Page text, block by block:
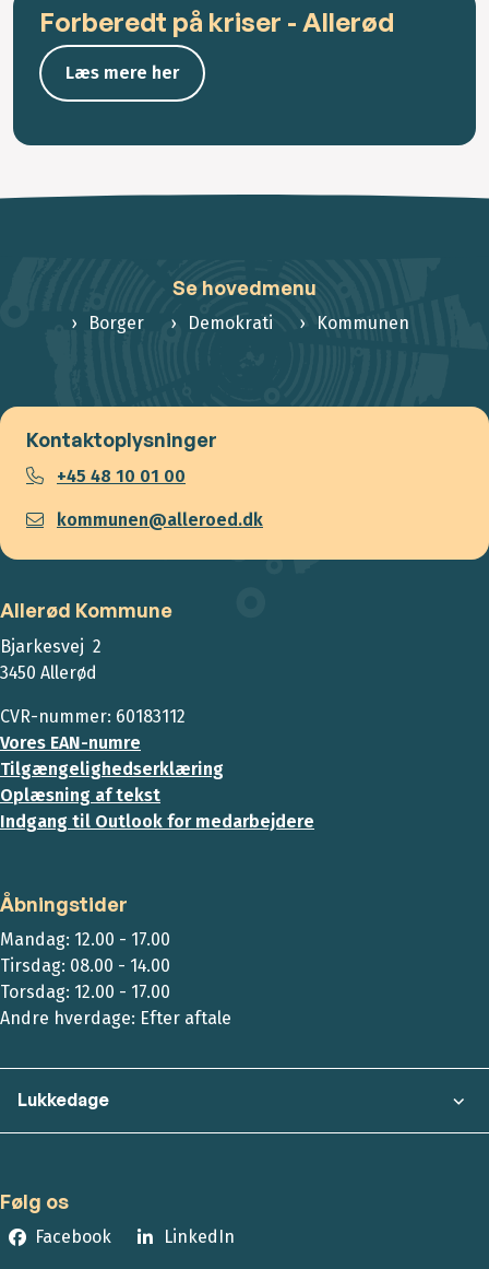
Forberedt på kriser - Allerød
Læs mere her
Se hovedmenu
Borger Demokrati Kommunen
Kontaktoplysninger
+45 48 10 01 00
kommunen@alleroed.dk
Allerød Kommune
Bjarkesvej 2
3450 Allerød
CVR-nummer: 60183112
Vores EAN-numre
Tilgængelighedserklæring
Oplæsning af tekst
Indgang til Outlook for medarbejdere
Åbningstider
Mandag: 12.00 - 17.00
Tirsdag: 08.00 - 14.00
Torsdag: 12.00 - 17.00
Andre hverdage: Efter aftale
Lukkedage
Følg os
Facebook LinkedIn